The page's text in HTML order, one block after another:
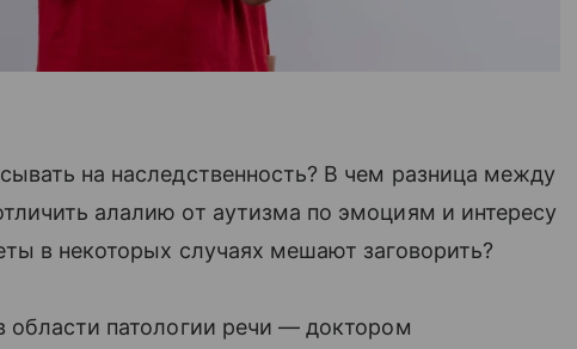
на наследственность? В чем разница между
алалию от аутизма по эмоциям и интересу
в некоторых случаях мешают заговорить?
области патологии речи — доктором